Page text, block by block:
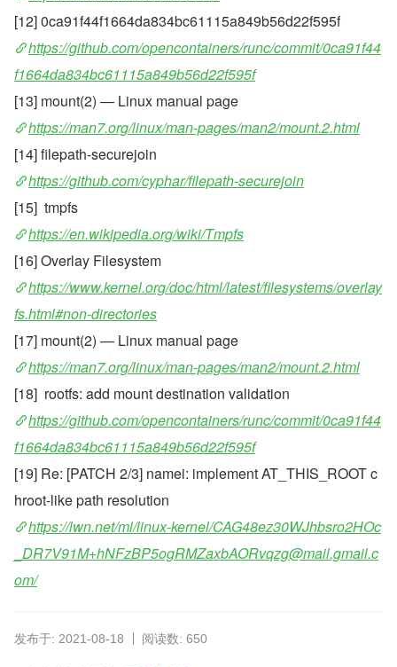
[12] 0ca91f44f1664da834bc61115a849b56d22f595f
https://github.com/opencontainers/runc/commit/0ca91f44
f1664da834bc61115a849b56d22f595f
[13] mount(2) — Linux manual page
https://man7.org/linux/man-pages/man2/mount.2.html
[14] filepath-securejoin
https://github.com/cyphar/filepath-securejoin
[15]  tmpfs
https://en.wikipedia.org/wiki/Tmpfs
[16] Overlay Filesystem
https://www.kernel.org/doc/html/latest/filesystems/overlay
fs.html#non-directories
[17] mount(2) — Linux manual page
https://man7.org/linux/man-pages/man2/mount.2.html
[18]  rootfs: add mount destination validation
https://github.com/opencontainers/runc/commit/0ca91f44
f1664da834bc61115a849b56d22f595f
[19] Re: [PATCH 2/3] namei: implement AT_THIS_ROOT c
hroot-like path resolution
https://lwn.net/ml/linux-kernel/CAG48ez30WJhbsro2HOc
_DR7V91M+hNFzBP5ogRMZaxbAORvqzg@mail.gmail.c
om/
发布于: 2021-08-18 阅读数: 650